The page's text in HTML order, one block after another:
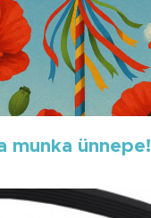
munka ünnepe!